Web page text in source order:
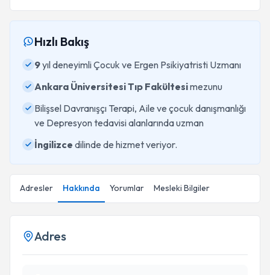
Hızlı Bakış
9yıl deneyimli Çocuk ve Ergen Psikiyatristi Uzmanı
Ankara Üniversitesi Tıp Fakültesimezunu
Bilişsel Davranışçı Terapi, Aile ve çocuk danışmanlığı
ve Depresyon tedavisi alanlarında uzman
İngilizce dilinde de hizmet veriyor.
Adresler Hakkında Yorumlar Mesleki Bilgiler
Adres